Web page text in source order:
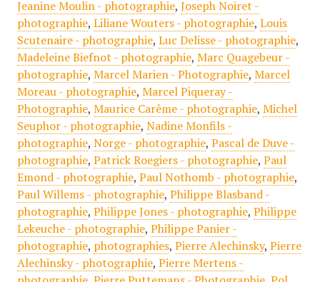
Jeanine Moulin - photographie, Joseph Noiret -
photographie, Liliane Wouters - photographie, Louis
Scutenaire - photographie, Luc Delisse - photographie,
Madeleine Biefnot - photographie, Marc Quagebeur -
photographie, Marcel Marien - Photographie, Marcel
Moreau - photographie, Marcel Piqueray -
Photographie, Maurice Carême - photographie, Michel
Seuphor - photographie, Nadine Monfils -
photographie, Norge - photographie, Pascal de Duve -
photographie, Patrick Roegiers - photographie, Paul
Emond - photographie, Paul Nothomb - photographie,
Paul Willems - photographie, Philippe Blasband -
photographie, Philippe Jones - photographie, Philippe
Lekeuche - photographie, Philippe Panier -
photographie, photographies, Pierre Alechinsky, Pierre
Alechinsky - photographie, Pierre Mertens -